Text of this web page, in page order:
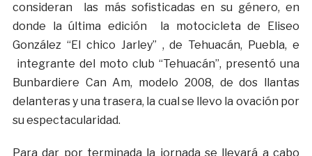
consideran las más sofisticadas en su género, en
donde la última edición la motocicleta de Eliseo
González “El chico Jarley” , de Tehuacán, Puebla, e
integrante del moto club “Tehuacán”, presentó una
Bunbardiere Can Am, modelo 2008, de dos llantas
delanteras y una trasera, la cual se llevo la ovación por
su espectacularidad.
Para dar por terminada la jornada se llevará a cabo